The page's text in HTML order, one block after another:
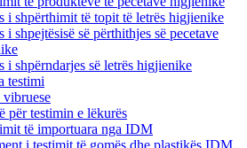
i shpërthimit të topit të letrës higjienike
i shpejtësisë së përthithjes së pecetave
i shpërndarjes së letrës higjienike
testimi
vibruese
për testimin e lëkurës
të importuara nga IDM
i testimit të gomës dhe plastikës IDM